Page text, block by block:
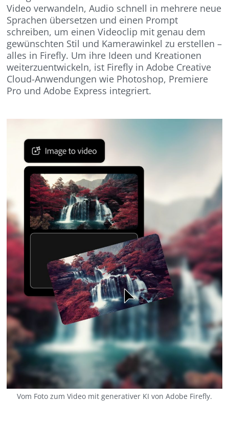
Video verwandeln, Audio schnell in mehrere neue
Sprachen übersetzen und einen Prompt
schreiben, um einen Videoclip mit genau dem
gewünschten Stil und Kamerawinkel zu erstellen –
alles in Firefly. Um ihre Ideen und Kreationen
weiterzuentwickeln, ist Firefly in Adobe Creative
Cloud-Anwendungen wie Photoshop, Premiere
Pro und Adobe Express integriert.
Vom Foto zum Video mit generativer KI von Adobe Firefly.